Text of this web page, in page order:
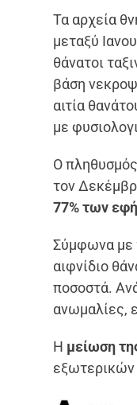
Τα αρχεία
μεταξύ
θάνατοι
βάση
αιτία
με
Ο
τον
77% των
Σύμφωνα με
αιφνίδιο
ποσοστά.
ανωμαλίες,
Η μείωση
εξωτερικών